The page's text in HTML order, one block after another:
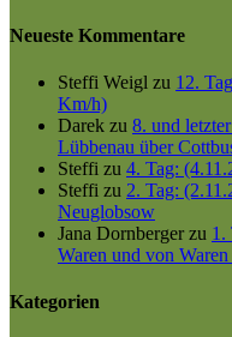
Neueste Kommentare
Steffi Weigl zu 12.
Km/h)
Darek zu 8. und
Lübbenau über
Steffi zu 4. Tag:
Steffi zu 2. Tag:
Neuglobsow
Jana Dornbergerzu 1.
Waren und von
Kategorien